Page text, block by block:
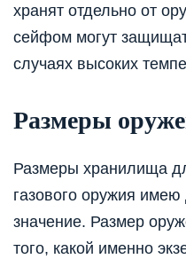
хранят отдельно от
сейфом могут
случаях высоких
Размеры
Размеры хранилища
газового оружия
значение. Размер
того, какой именно